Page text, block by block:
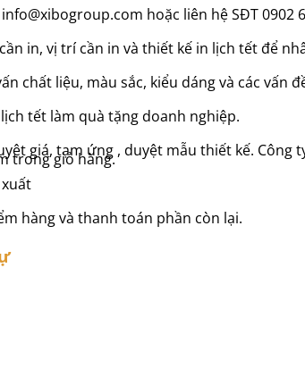
trong giỏ hàng.
hoặc liên hệ SĐT 0902
in, vị trí cần in và thiết kế in lịch tết để
chất liệu, màu sắc, kiểu dáng và các vấn
tết làm quà tặng doanh nghiệp.
giá, tạm ứng , duyệt mẫu thiết kế. Công
hàng và thanh toán phần còn lại.